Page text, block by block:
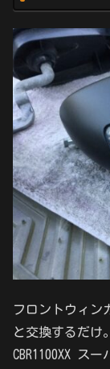
フロントウィン
と交換するだけ。
CBR1100XX ス